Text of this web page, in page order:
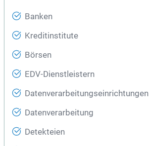
Banken
Kreditinstitute
Börsen
EDV-Dienstleistern
Datenverarbeitungseinrichtungen
Datenverarbeitung
Detekteien